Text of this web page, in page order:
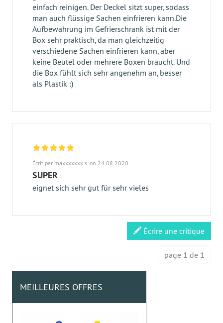
einfach reinigen. Der Deckel sitzt super, sodass
man auch flüssige Sachen einfrieren kann.Die
Aufbewahrung im Gefrierschrank ist mit der
Box sehr praktisch, da man gleichzeitig
verschiedene Sachen einfrieren kann, aber
keine Beutel oder mehrere Boxen braucht. Und
die Box fühlt sich sehr angenehm an, besser
als Plastik :)
Écrit par maxxxxxxx s. on 24.08.2020
SUPER
eignet sich sehr gut für sehr vieles
Écrire une critique
page 1 de 1
MEILLEURES OFFRES